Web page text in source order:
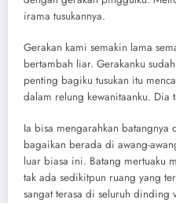
irama tusukannya.
Gerakan kami semakin lama
bertambah liar. Gerakanku
penting bagiku tusukan itu
dalam relung kewanitaanku. Dia
Ia bisa mengarahkan batangnya
bagaikan berada di awang-
luar biasa ini. Batang mertuaku
tak ada sedikitpun ruang yang
sangat terasa di seluruh dinding